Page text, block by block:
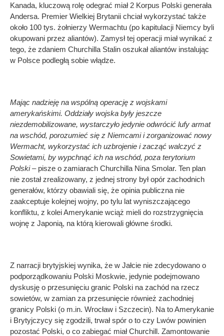
Kanada, kluczową rolę odegrać miał 2 Korpus Polski generała
Andersa. Premier Wielkiej Brytanii chciał wykorzystać także
około 100 tys. żołnierzy Wermachtu (po kapitulacji Niemcy byli
okupowani przez aliantów). Zamysł tej operacji miał wynikać z
tego, że zdaniem Churchilla Stalin oszukał aliantów instalując
w Polsce podległą sobie włądze.
Mając nadzieję na wspólną operację z wojskami
amerykańskimi. Oddziały wojska były jeszcze
niezdemobilizowane, wystarczyło jedynie odwrócić lufy armat
na wschód, porozumieć się z Niemcami i zorganizować nowy
Wermacht, wykorzystać ich uzbrojenie i zacząć walczyć z
Sowietami, by wypchnąć ich na wschód, poza terytorium
Polski– pisze o zamiarach Churchilla Nina Smolar. Ten plan
nie został zrealizowany, z jednej strony był opór zachodnich
generałów, którzy obawiali się, że opinia publiczna nie
zaakceptuje kolejnej wojny, po tylu lat wyniszczającego
konfliktu, z kolei Amerykanie wciąż mieli do rozstrzygnięcia
wojnę z Japonią, na którą kierowali główne środki.
Z narracji brytyjskiej wynika, że w Jałcie nie zdecydowano o
podporządkowaniu Polski Moskwie, jedynie podejmowano
dyskusję o przesunięciu granic Polski na zachód na rzecz
sowietów, w zamian za przesunięcie również zachodniej
granicy Polski (o m.in. Wrocław i Szczecin). Na to Amerykanie
i Brytyjczycy się zgodzili, trwał spór o to czy Lwów powinien
pozostać Polski, o co zabiegać miał Churchill. Zamontowanie